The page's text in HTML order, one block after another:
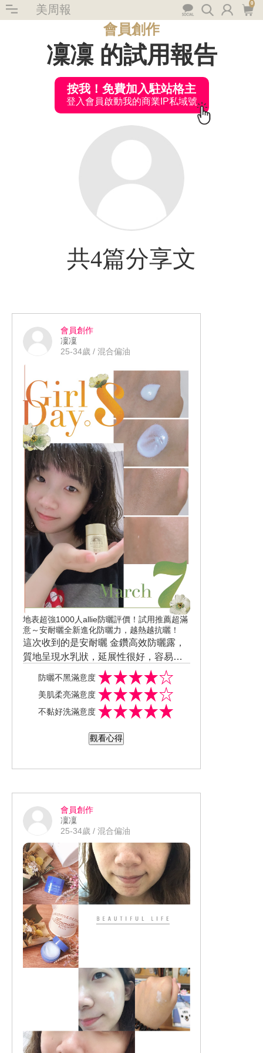
美周報 0
會員創作
凜凜 的試用報告
按我！免費加入駐站格主
登入會員啟動我的商業IP私域號
共4篇分享文
會員創作
凜凜
25-34歲 / 混合偏油
地表超強1000人allie防曬評價！試用推薦超滿
意～安耐曬全新進化防曬力，越熱越抗曬！
這次收到的是安耐曬 金鑽高效防曬露，
質地呈現水乳狀，延展性很好，容易推
開，吸收力快，完全不油膩，保濕度
夠，重點是防水力很棒!!! 之前使用過其
他牌子，塗抹在臉上感覺肌膚都沒有在
呼吸了，但是這瓶安耐曬並不會有厚重
鼻，質地輕薄吸收快，不讓肌膚有負擔
友會要請我幫她代購安耐曬，真的是用
@資生堂東京櫃 #ANESSA #安耐曬 #小
金瓶 #越熱越抗曬 #防曬推薦 #地表超強
安耐曬 我的社群分享在這：https://www.f
acebook.com/photo/?fbid=2435800075
防曬不黑滿意度
美肌柔亮滿意度
不黏好洗滿意度
觀看心得
會員創作
凜凜
25-34歲 / 混合偏油